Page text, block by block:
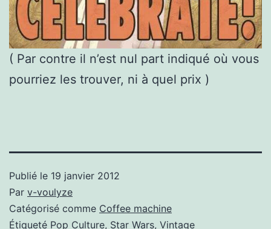
( Par contre il n’est nul part indiqué où vous
pourriez les trouver, ni à quel prix )
Publié le 19 janvier 2012
Par v-voulyze
Catégorisé comme Coffee machine
Étiqueté Pop Culture, Star Wars, Vintage